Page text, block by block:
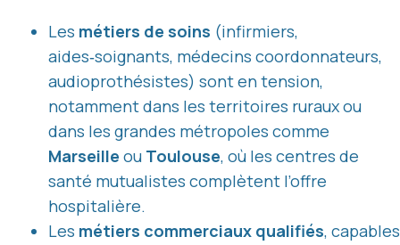
Les métiers de soins (infirmiers,
aides‑soignants, médecins coordonnateurs,
audioprothésistes) sont en tension,
notamment dans les territoires ruraux ou
dans les grandes métropoles comme
Marseille ou Toulouse, où les centres de
santé mutualistes complètent l’offre
hospitalière.
Les métiers commerciaux qualifiés, capables